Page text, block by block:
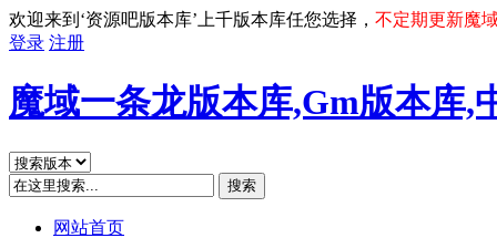
欢迎来到‘资源吧版本库’上千版本库任您选择， 不定期更新魔
登录 注册
魔域一条龙版本库,Gm版本库,
搜索
网站首页